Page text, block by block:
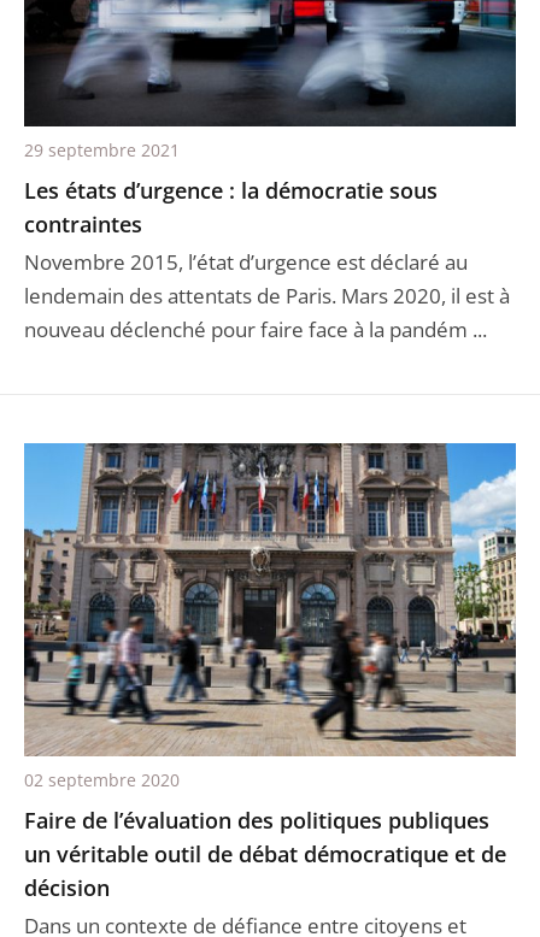
Les états d’urgence : la démocratie sous
contraintes
Novembre 2015, l’état d’urgence est déclaré au
lendemain des attentats de Paris. Mars 2020, il est à
nouveau déclenché pour faire face à la pandém ...
29 septembre 2021
Faire de l’évaluation des politiques publiques
un véritable outil de débat démocratique et de
décision
Dans un contexte de défiance entre citoyens et
02 septembre 2020